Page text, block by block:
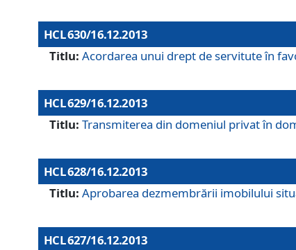
HCL 630/16.12.2013
Titlu: Acordarea unui drept de servitute în
HCL 629/16.12.2013
Titlu: Transmiterea din domeniul privat în
HCL 628/16.12.2013
Titlu: Aprobarea dezmembrării imobilului
HCL 627/16.12.2013